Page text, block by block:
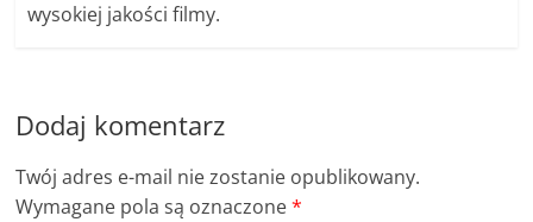
wysokiej jakości filmy.
Dodaj komentarz
Twój adres e-mail nie zostanie opublikowany.
Wymagane pola są oznaczone*